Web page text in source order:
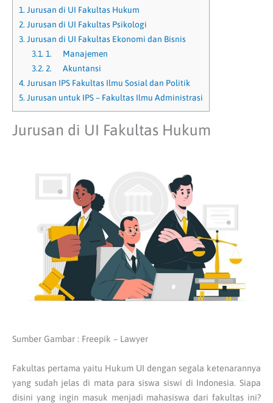
1. Jurusan di UI Fakultas Hukum
2. Jurusan di UI Fakultas Psikologi
3. Jurusan di UI Fakultas Ekonomi dan Bisnis
3.1. 1. Manajemen
3.2. 2. Akuntansi
4. Jurusan IPS Fakultas Ilmu Sosial dan Politik
5. Jurusan untuk IPS – Fakultas Ilmu Administrasi
Jurusan di UI Fakultas Hukum
Sumber Gambar : Freepik – Lawyer
Fakultas pertama yaitu Hukum UI dengan segala ketenarannya
yang sudah jelas di mata para siswa siswi di Indonesia. Siapa
disini yang ingin masuk menjadi mahasiswa dari fakultas ini?